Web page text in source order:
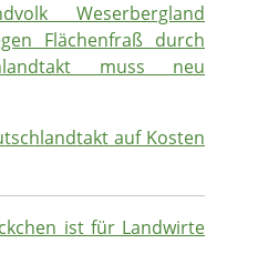
Weserbergland
Flächenfraß durch
muss neu
auf Kosten
ist für Landwirte